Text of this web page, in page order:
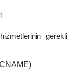
gerekli